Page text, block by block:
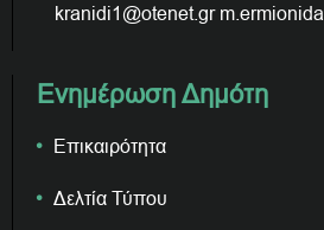
kranidi1@otenet.gr
Ενημέρωση Δημότη
Επικαιρότητα
Δελτία Τύπου